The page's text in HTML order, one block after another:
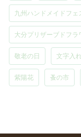
九州ハンドメイドフェ
大分プリザーブドフラ
敬老の日 文字入
紫陽花 蚤の市